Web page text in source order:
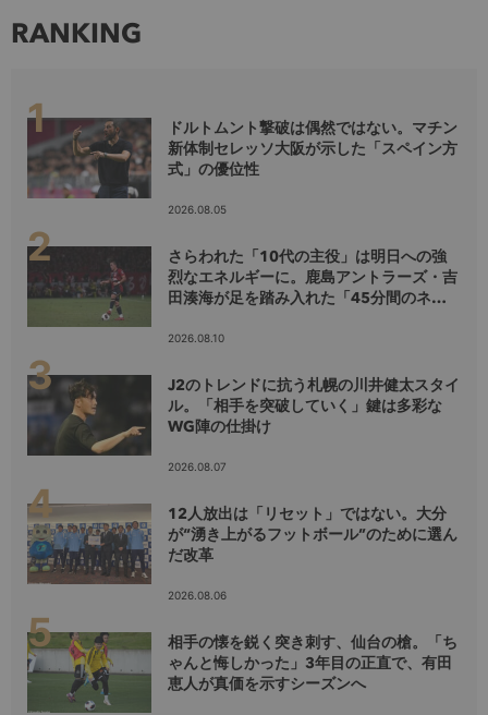
RANKING
ドルトムント撃破は偶然ではない。マチン
新体制セレッソ大阪が示した「スペイン方
式」の優位性
2026.08.05
さらわれた「10代の主役」は明日への強
烈なエネルギーに。鹿島アントラーズ・吉
田湊海が足を踏み入れた「45分間のネク
2026.08.10
J2のトレンドに抗う札幌の川井健太スタイ
ル。「相手を突破していく」鍵は多彩な
WG陣の仕掛け
2026.08.07
12人放出は「リセット」ではない。大分
が“湧き上がるフットボール”のために選ん
だ改革
2026.08.06
相手の懐を鋭く突き刺す、仙台の槍。「ち
ゃんと悔しかった」3年目の正直で、有田
恵人が真価を示すシーズンへ